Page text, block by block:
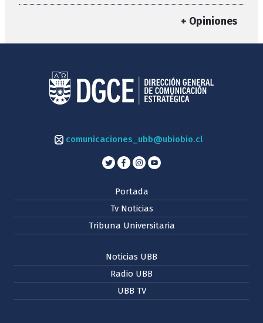
+ Opiniones
comunicaciones_ubb@ubiobio.cl
Portada
Tv Noticias
Tribuna Universitaria
Noticias UBB
Radio UBB
UBB TV